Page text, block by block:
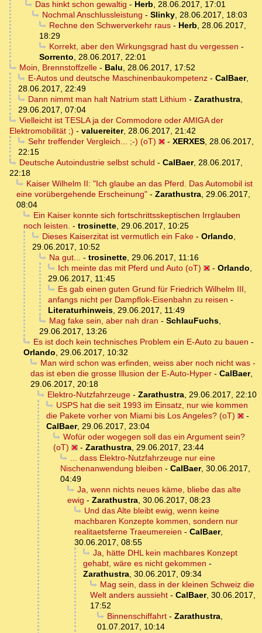
Das hinkt schon gewaltig - Herb, 28.06.2017, 17:01
Nochmal Anschlussleistung - Slinky, 28.06.2017, 18:03
Rechne den Schwerverkehr raus- Herb, 28.06.2017,
18:29
Korrekt, aber den Wirkungsgrad hast du vergessen -
Sorrento, 28.06.2017, 22:01
Moin, Brennstoffzelle- Balu, 28.06.2017, 17:52
E-Autos und deutsche Maschinenbaukompetenz- CalBaer,
28.06.2017, 22:49
Dann nimmt man halt Natrium statt Lithium - Zarathustra,
29.06.2017, 07:04
Vielleicht ist TESLA ja der Commodore oder AMIGA der
Elektromobilität ;) - valuereiter, 28.06.2017, 21:42
Sehr treffender Vergleich... ;-) (oT)
- XERXES, 28.06.2017,
22:15
Deutsche Autoindustrie selbst schuld - CalBaer, 28.06.2017,
22:18
Kaiser Wilhelm II: "Ich glaube an das Pferd. Das Automobil ist
eine vorübergehende Erscheinung" - Zarathustra, 29.06.2017,
08:04
Ein Kaiser konnte sich fortschrittsskeptischen Irrglauben
noch leisten. - trosinette, 29.06.2017, 10:25
Dieses Kaiserzitat ist vermutlich ein Fake- Orlando,
29.06.2017, 10:52
Na gut... - trosinette, 29.06.2017, 11:16
Ich meinte das mit Pferd und Auto (oT)
- Orlando,
29.06.2017, 11:45
Es gab einen guten Grund für Friedrich Wilhelm III,
anfangs nicht per Dampflok-Eisenbahn zu reisen -
Literaturhinweis, 29.06.2017, 11:49
Mag fake sein, aber nah dran - SchlauFuchs,
29.06.2017, 13:26
Es ist doch kein technisches Problem ein E-Auto zu bauen -
Orlando, 29.06.2017, 10:32
Man wird schon was erfinden, weiss aber noch nicht was -
das ist eben die grosse Illusion der E-Auto-Hyper - CalBaer,
29.06.2017, 20:18
Elektro-Nutzfahrzeuge- Zarathustra, 29.06.2017, 22:10
USPS hat die seit 1993 im Einsatz, nur wie kommen
die Pakete vorher von Miami bis Los Angeles? (oT)
-
CalBaer, 29.06.2017, 23:04
Wofür oder wogegen soll das ein Argument sein?
(oT)
- Zarathustra, 29.06.2017, 23:44
... dass Elektro-Nutzfahrzeuge nur eine
Nischenanwendung bleiben - CalBaer, 30.06.2017,
04:49
Ja, wenn nichts neues käme, bliebe das alte
ewig - Zarathustra, 30.06.2017, 08:23
Und das Alte bleibt ewig, wenn keine
machbaren Konzepte kommen, sondern nur
realitaetsferne Traeumereien - CalBaer,
30.06.2017, 08:55
Ja, hätte DHL kein machbares Konzept
gehabt, wäre es nicht gekommen -
Zarathustra, 30.06.2017, 09:34
Mag sein, dass in der kleinen Schweiz die
Welt anders aussieht - CalBaer, 30.06.2017,
17:52
Binnenschiffahrt- Zarathustra,
01.07.2017, 10:14